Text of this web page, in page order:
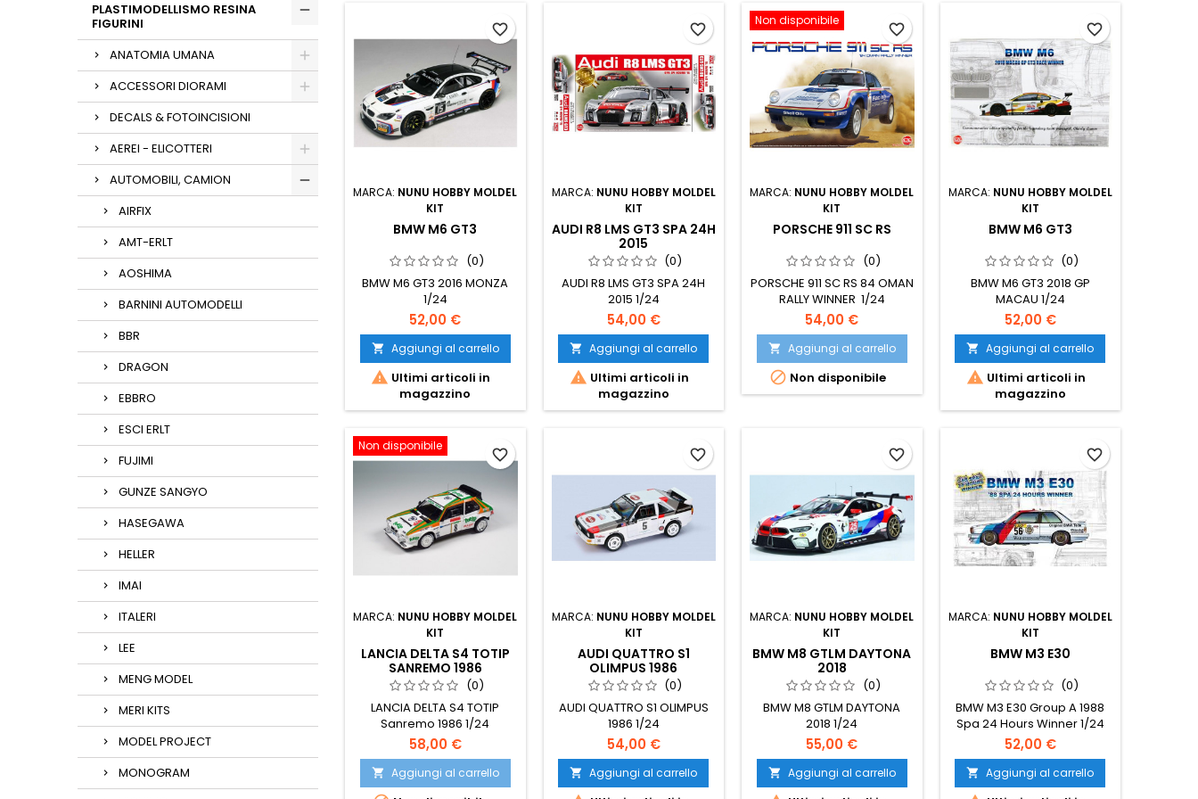
PLASTIMODELLISMO RESINA
FIGURINI
ANATOMIA UMANA
ACCESSORI DIORAMI
DECALS & FOTOINCISIONI
AEREI - ELICOTTERI
AUTOMOBILI, CAMION
AIRFIX
AMT-ERLT
AOSHIMA
BARNINI AUTOMODELLI
BBR
DRAGON
EBBRO
ESCI ERLT
FUJIMI
GUNZE SANGYO
HASEGAWA
HELLER
IMAI
ITALERI
LEE
MENG MODEL
MERI KITS
MODEL PROJECT
MONOGRAM
MARCA: NUNU HOBBY MOLDEL
KIT
BMW M6 GT3
(0)
BMW M6 GT3 2016 MONZA
1/24
52,00 €
 Aggiungi al carrello
 Ultimi articoli in
magazzino
favorite_border
MARCA: NUNU HOBBY MOLDEL
KIT
AUDI R8 LMS GT3 SPA 24H
2015
(0)
AUDI R8 LMS GT3 SPA 24H
2015 1/24
54,00 €
 Aggiungi al carrello
 Ultimi articoli in
magazzino
favorite_border
Non disponibile
MARCA: NUNU HOBBY MOLDEL
KIT
PORSCHE 911 SC RS
(0)
PORSCHE 911 SC RS 84 OMAN
RALLY WINNER 1/24
54,00 €
 Aggiungi al carrello
 Non disponibile
favorite_border
MARCA: NUNU HOBBY MOLDEL
KIT
BMW M6 GT3
(0)
BMW M6 GT3 2018 GP
MACAU 1/24
52,00 €
 Aggiungi al carrello
 Ultimi articoli in
magazzino
favorite_border
Non disponibile
MARCA: NUNU HOBBY MOLDEL
KIT
LANCIA DELTA S4 TOTIP
SANREMO 1986
(0)
LANCIA DELTA S4 TOTIP
Sanremo 1986 1/24
58,00 €
 Aggiungi al carrello
favorite_border
MARCA: NUNU HOBBY MOLDEL
KIT
AUDI QUATTRO S1
OLIMPUS 1986
(0)
AUDI QUATTRO S1 OLIMPUS
1986 1/24
54,00 €
 Aggiungi al carrello
favorite_border
MARCA: NUNU HOBBY MOLDEL
KIT
BMW M8 GTLM DAYTONA
2018
(0)
BMW M8 GTLM DAYTONA
2018 1/24
55,00 €
 Aggiungi al carrello
favorite_border
MARCA: NUNU HOBBY MOLDEL
KIT
BMW M3 E30
(0)
BMW M3 E30 Group A 1988
Spa 24 Hours Winner 1/24
52,00 €
 Aggiungi al carrello
favorite_border